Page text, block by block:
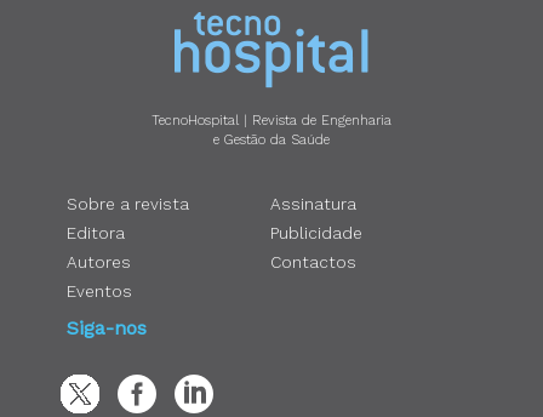
TecnoHospital | Revista de Engenharia
e Gestão da Saúde
Sobre a revista
Editora
Autores
Eventos
Assinatura
Publicidade
Contactos
Siga-nos